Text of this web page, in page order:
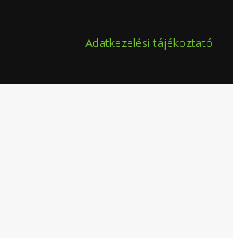
Adatkezelési tájékoztató